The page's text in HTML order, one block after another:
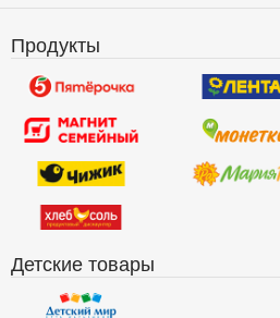
Продукты
Детские товары